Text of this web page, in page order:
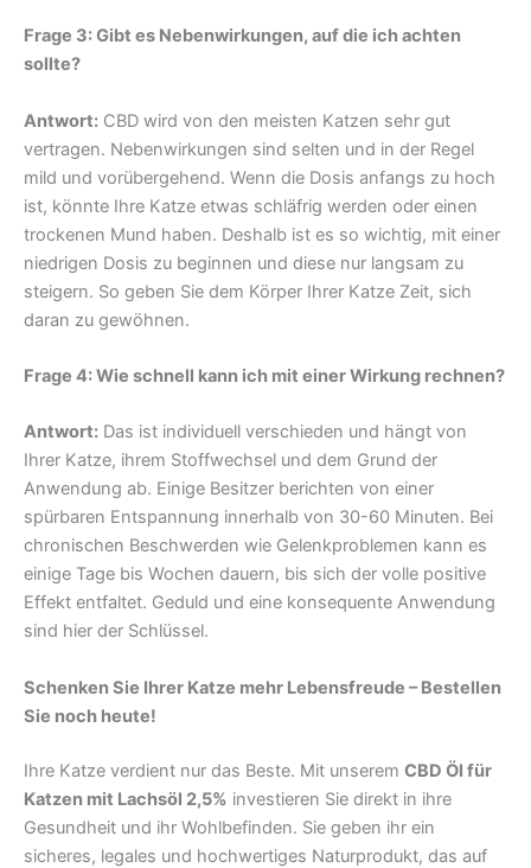
Frage 3: Gibt es Nebenwirkungen, auf die ich achten
sollte?
Antwort: CBD wird von den meisten Katzen sehr gut
vertragen. Nebenwirkungen sind selten und in der Regel
mild und vorübergehend. Wenn die Dosis anfangs zu hoch
ist, könnte Ihre Katze etwas schläfrig werden oder einen
trockenen Mund haben. Deshalb ist es so wichtig, mit einer
niedrigen Dosis zu beginnen und diese nur langsam zu
steigern. So geben Sie dem Körper Ihrer Katze Zeit, sich
daran zu gewöhnen.
Frage 4: Wie schnell kann ich mit einer Wirkung rechnen?
Antwort: Das ist individuell verschieden und hängt von
Ihrer Katze, ihrem Stoffwechsel und dem Grund der
Anwendung ab. Einige Besitzer berichten von einer
spürbaren Entspannung innerhalb von 30-60 Minuten. Bei
chronischen Beschwerden wie Gelenkproblemen kann es
einige Tage bis Wochen dauern, bis sich der volle positive
Effekt entfaltet. Geduld und eine konsequente Anwendung
sind hier der Schlüssel.
Schenken Sie Ihrer Katze mehr Lebensfreude – Bestellen
Sie noch heute!
Ihre Katze verdient nur das Beste. Mit unserem CBD Öl für
Katzen mit Lachsöl 2,5% investieren Sie direkt in ihre
Gesundheit und ihr Wohlbefinden. Sie geben ihr ein
sicheres, legales und hochwertiges Naturprodukt, das auf